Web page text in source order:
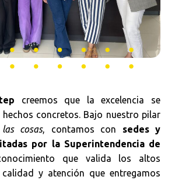
creemos que la excelencia se
concretos. Bajo nuestro pilar
cosas, contamos con sedes y
por la Superintendencia de
que valida los altos
y atención que entregamos